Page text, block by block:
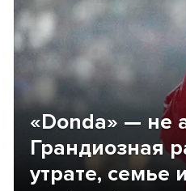
«Donda» — не
Грандиозная
утрате, семье